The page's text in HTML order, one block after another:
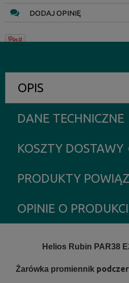
DODAJ OPINIĘ
OPIS
DANE TECHNICZNE
KOSZTY DOSTAWY
CENA NIE ZAWIERA
PRODUKTY
OPINIE O
Helios Rubin PAR38
Żarówka promiennik